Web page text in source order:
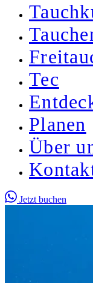
Tec
Planen
Über
Jetzt buchen